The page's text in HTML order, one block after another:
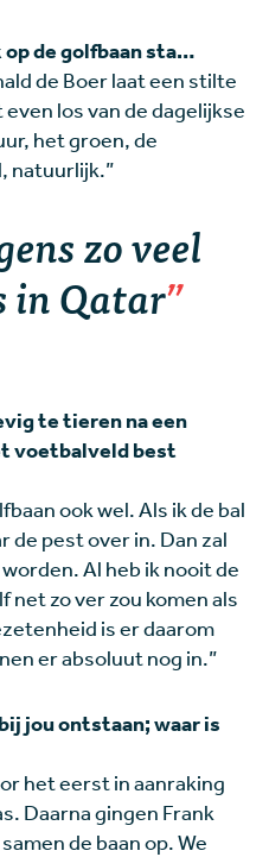
op de golfbaan sta…
de Boer laat een stilte
even los van de dagelijkse
het groen, de
natuurlijk.”
zo veel
in Qatar
te tieren na een
voetbalveld best
ook wel. Als ik de bal
de pest over in. Dan zal
Al heb ik nooit de
net zo ver zou komen als
is er daarom
er absoluut nog in.”
jou ontstaan; waar is
het eerst in aanraking
Daarna gingen Frank
de baan op. We